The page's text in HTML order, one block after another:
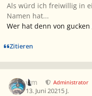
Als würd ich freiwillig in
Namen hat...
Wer hat denn von
Zitieren
wm Administrator
13. Juni 20215 J.